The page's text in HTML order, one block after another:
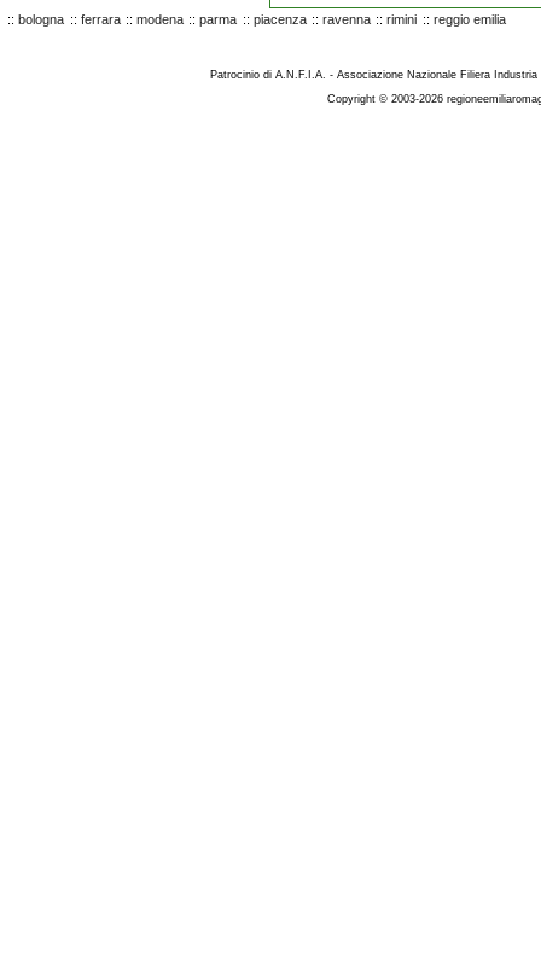
:: bologna :: ferrara :: modena :: parma :: piacenza :: ravenna :: rimini :: reggio emilia
Patrocinio di A.N.F.I.A. - Associazione Nazionale Filiera
Copyright © 2003-2026